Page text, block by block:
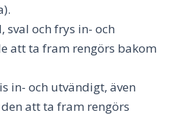
sval och frys in- och
att ta fram rengörs bakom
in- och utvändigt, även
att ta fram rengörs